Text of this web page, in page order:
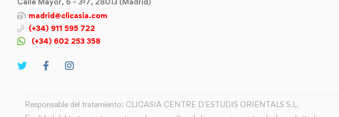
madrid@clicasia.com
(+34) 911 595 722
(+34) 602 253 358
Responsable del tratamiento: CLICASIA CENTRE D´ESTUDIS ORIENTALS S.L.